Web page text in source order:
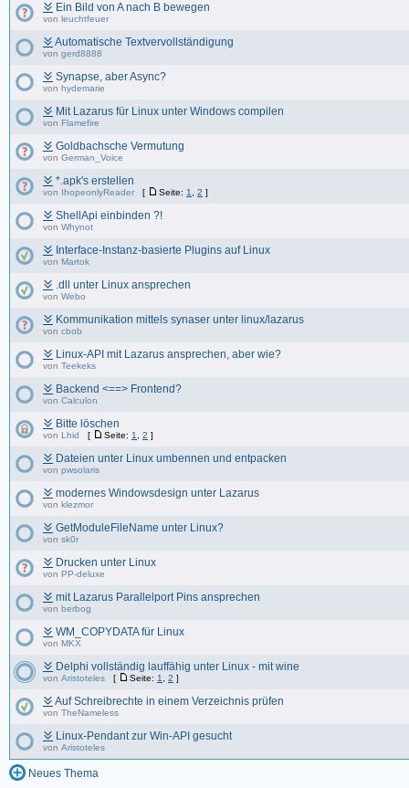
Ein Bild von A nach B bewegen
von leuchtfeuer
Automatische Textvervollständigung
von gerd8888
Synapse, aber Async?
von hydemarie
Mit Lazarus für Linux unter Windows compilen
von Flamefire
Goldbachsche Vermutung
von German_Voice
*.apk's erstellen
von IhopeonlyReader [ Seite: 1 2 ]
ShellApi einbinden ?!
von Whynot
Interface-Instanz-basierte Plugins auf Linux
von Martok
.dll unter Linux ansprechen
von Webo
Kommunikation mittels synaser unter linux/lazarus
von cbob
Linux-API mit Lazarus ansprechen, aber wie?
von Teekeks
Backend <==> Frontend?
von Calculon
Bitte löschen
von Lhid [ Seite: 1 2 ]
Dateien unter Linux umbennen und entpacken
von pwsolaris
modernes Windowsdesign unter Lazarus
von klezmor
GetModuleFileName unter Linux?
von sk0r
Drucken unter Linux
von PP-deluxe
mit Lazarus Parallelport Pins ansprechen
von berbog
WM_COPYDATA für Linux
von MKX
Delphi vollständig lauffähig unter Linux - mit wine
von Aristoteles [ Seite: 1 2 ]
Auf Schreibrechte in einem Verzeichnis prüfen
von TheNameless
Linux-Pendant zur Win-API gesucht
von Aristoteles
Neues Thema